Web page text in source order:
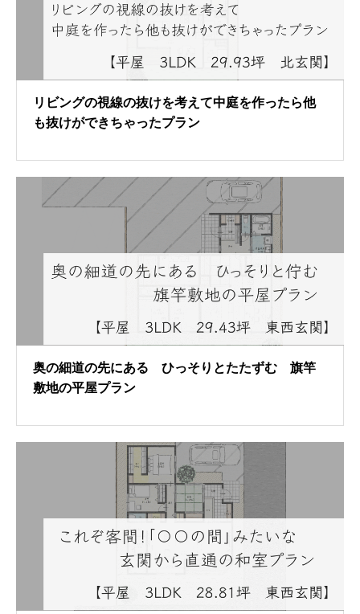
リビングの視線の抜けを考えて中庭を作ったら他
も抜けができちゃったプラン
奥の細道の先にある ひっそりとたたずむ 旗竿
敷地の平屋プラン